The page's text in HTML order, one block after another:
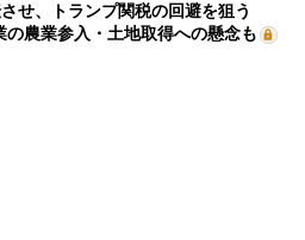
せ、トランプ関税の回避を狙う
農業参入・土地取得への懸念も